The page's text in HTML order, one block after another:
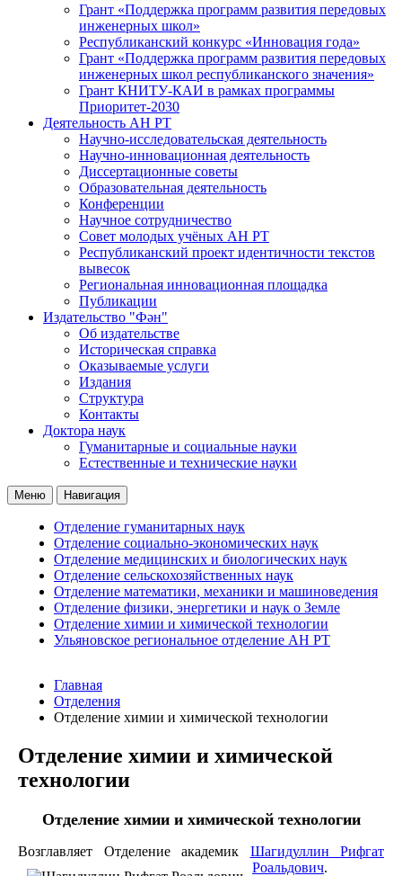
Грант «Поддержка программ развития передовых
инженерных школ»
Республиканский конкурс «Инновация года»
Грант «Поддержка программ развития передовых
инженерных школ республиканского значения»
Грант КНИТУ-КАИ в рамках программы
Приоритет-2030
Деятельность АН РТ
Научно-исследовательская деятельность
Научно-инновационная деятельность
Диссертационные советы
Образовательная деятельность
Конференции
Научное сотрудничество
Совет молодых учёных АН РТ
Республиканский проект идентичности текстов
вывесок
Региональная инновационная площадка
Публикации
Издательство "Фән"
Об издательстве
Историческая справка
Оказываемые услуги
Издания
Структура
Контакты
Доктора наук
Гуманитарные и социальные науки
Естественные и технические науки
Меню Навигация
Отделение гуманитарных наук
Отделение социально-экономических наук
Отделение медицинских и биологических наук
Отделение сельскохозяйственных наук
Отделение математики, механики и машиноведения
Отделение физики, энергетики и наук о Земле
Отделение химии и химической технологии
Ульяновское региональное отделение АН РТ
Главная
Отделения
Отделение химии и химической технологии
Отделение химии и химической
технологии
Отделение химии и химической технологии
Возглавляет Отделение академик Шагидуллин Рифгат
Роальдович.